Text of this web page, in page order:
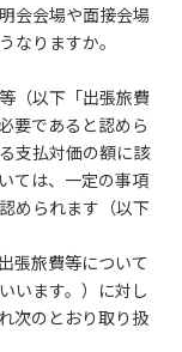
会会場や面接会場
なりますか。
（以下「出張旅費
要であると認めら
支払対価の額に該
ては、一定の事項
められます（以下
張旅費等について
います。）に対し
次のとおり取り扱